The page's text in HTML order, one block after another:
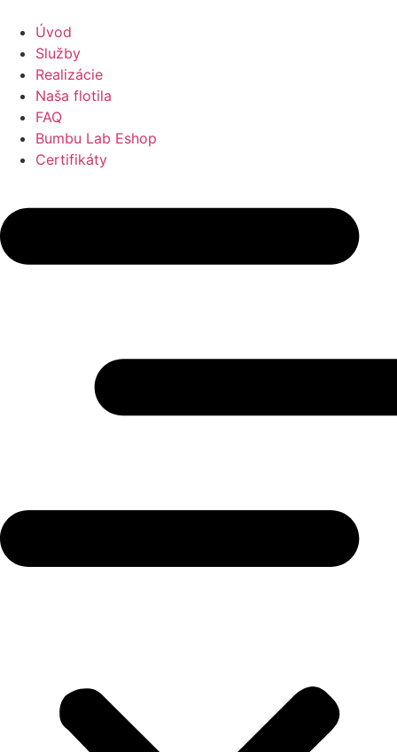
obsah
Úvod
Služby
Realizácie
Naša flotila
FAQ
Bumbu Lab Eshop
Certifikáty